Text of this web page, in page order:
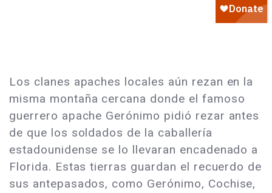
Los clanes apaches locales aún rezan en la
misma montaña cercana donde el famoso
guerrero apache Gerónimo pidió rezar antes
de que los soldados de la caballería
estadounidense se lo llevaran encadenado a
Florida. Estas tierras guardan el recuerdo de
sus antepasados, como Gerónimo, Cochise,